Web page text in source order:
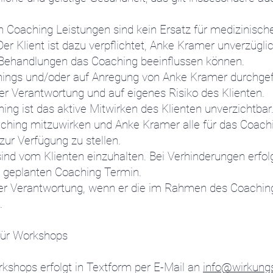
Coaching Leistungen sind kein Ersatz für
Klient ist dazu verpflichtet, Anke Kramer
das Coaching beeinflussen können.
und/oder auf Anregung von Anke Kramer
Verantwortung und auf eigenes Risiko des Klienten.
ist das aktive Mitwirken des Klienten
mitzuwirken und Anke Kramer alle für das
Verfügung zu stellen.
vom Klienten einzuhalten. Bei Verhinderungen
Coaching Termin.
Verantwortung, wenn er die im Rahmen des
Workshops
erfolgt in Textform per E-Mail an